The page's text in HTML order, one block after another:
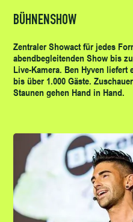
BÜHNENSHOW
Zentraler Showact für jedes
abendbegleitenden Show bis
Live-Kamera. Ben Hyven
bis über 1.000 Gäste.
Staunen gehen Hand in Hand.